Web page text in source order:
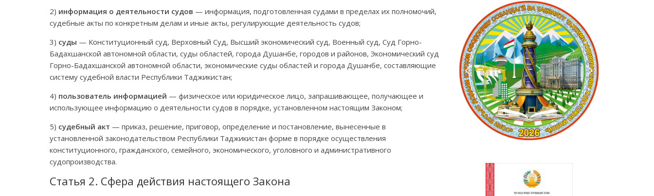
2) информация о деятельности судов — информация, подготовленная судами в пределах их полномочий,
судебные акты по конкретным делам и иные акты, регулирующие деятельность судов;
3) суды — Конституционный суд, Верховный Суд, Высший экономический суд, Военный суд, Суд Горно-
Бадахшанской автономной области, суды областей, города Душанбе, городов и районов, Экономический суд
Горно-Бадахшанской автономной области, экономические суды областей и города Душанбе, составляющие
систему судебной власти Республики Таджикистан;
4) пользователь информацией — физическое или юридическое лицо, запрашивающее, получающее и
использующее информацию о деятельности судов в порядке, установленном настоящим Законом;
5) судебный акт — приказ, решение, приговор, определение и постановление, вынесенные в
установленной законодательством Республики Таджикистан форме в порядке осуществления
конституционного, гражданского, семейного, экономического, уголовного и административного
судопроизводства.
Статья 2. Сфера действия настоящего Закона